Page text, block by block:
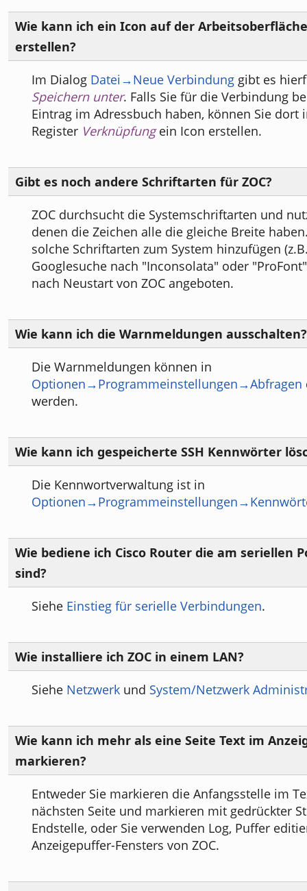
Wie kann ich ein Icon auf der
erstellen?
Im Dialog Datei→Neue Verbindung gibt es
Speichern unter. Falls Sie für die Verbindung
Eintrag im Adressbuch haben, können Sie dort
Register Verknüpfungein Icon erstellen.
Gibt es noch andere Schriftarten für ZOC?
ZOC durchsucht die Systemschriftarten und
denen die Zeichen alle die gleiche Breite
solche Schriftarten zum System hinzufügen
Googlesuche nach "Inconsolata" oder
nach Neustart von ZOC angeboten.
Wie kann ich die Warnmeldungen ausschalten?
Die Warnmeldungen können in
Optionen→Programmeinstellungen→Abfragen
werden.
Wie kann ich gespeicherte SSH Kennwörter
Die Kennwortverwaltung ist in
Wie bediene ich Cisco Router die am seriellen
sind?
Siehe Einstieg für serielle Verbindungen.
Wie installiere ich ZOC in einem LAN?
Siehe Netzwerk und System/Netzwerk
Wie kann ich mehr als eine Seite Text im
markieren?
Entweder Sie markieren die Anfangsstelle im
nächsten Seite und markieren mit gedrückter
Endstelle, oder Sie verwenden Log, Puffer
Anzeigepuffer-Fensters von ZOC.